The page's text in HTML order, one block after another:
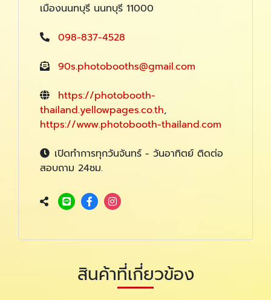
เมืองนนทบุรี นนทบุรี 11000
098-837-4528
90s.photobooths@gmail.com
https://photobooth-
thailand.yellowpages.co.th,
https://www.photobooth-thailand.com
เปิดทำการทุกวันจันทร์ - วันอาทิตย์ ติดต่อ
สอบถาม 24ชม.
สินค้าที่เกี่ยวข้อง